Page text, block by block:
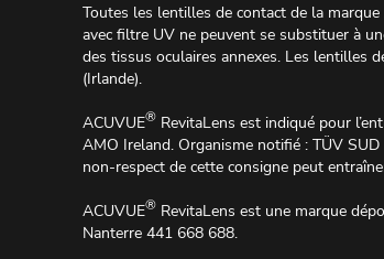
Toutes les lentilles de contact de la marque
avec filtre UV ne peuvent se substituer à
des tissus oculaires annexes. Les lentilles
(Irlande).
ACUVUE® RevitaLens est indiqué pour
AMO Ireland. Organisme notifié : TÜV
non-respect de cette consigne peut
ACUVUE® RevitaLens est une marque
Nanterre 441 668 688.